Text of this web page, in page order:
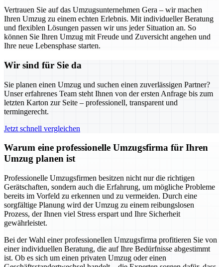
Vertrauen Sie auf das Umzugsunternehmen Gera – wir machen
Ihren Umzug zu einem echten Erlebnis. Mit individueller Beratung
und flexiblen Lösungen passen wir uns jeder Situation an. So
können Sie Ihren Umzug mit Freude und Zuversicht angehen und
Ihre neue Lebensphase starten.
Wir sind für Sie da
Sie planen einen Umzug und suchen einen zuverlässigen Partner?
Unser erfahrenes Team steht Ihnen von der ersten Anfrage bis zum
letzten Karton zur Seite – professionell, transparent und
termingerecht.
Jetzt schnell vergleichen
Warum eine professionelle Umzugsfirma für Ihren
Umzug planen ist
Professionelle Umzugsfirmen besitzen nicht nur die richtigen
Gerätschaften, sondern auch die Erfahrung, um mögliche Probleme
bereits im Vorfeld zu erkennen und zu vermeiden. Durch eine
sorgfältige Planung wird der Umzug zu einem reibungslosen
Prozess, der Ihnen viel Stress erspart und Ihre Sicherheit
gewährleistet.
Bei der Wahl einer professionellen Umzugsfirma profitieren Sie von
einer individuellen Beratung, die auf Ihre Bedürfnisse abgestimmt
ist. Ob es sich um einen privaten Umzug oder einen